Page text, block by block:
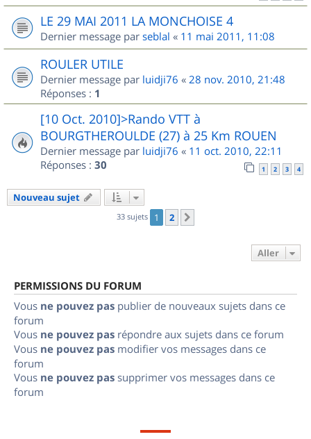
LE 29 MAI 2011 LA MONCHOISE 4
Dernier message par seblal « 11 mai 2011, 11:08
ROULER UTILE
Dernier message par luidji76 « 28 nov. 2010, 21:48
Réponses : 1
[10 Oct. 2010]>Rando VTT à
BOURGTHEROULDE (27) à 25 Km ROUEN
Dernier message par luidji76 « 11 oct. 2010, 22:11
Réponses : 30 1 2 3 4
Nouveau sujet
33 sujets 1 2
Aller
PERMISSIONS DU FORUM
Vous ne pouvez pas publier de nouveaux sujets dans ce
forum
Vous ne pouvez pas répondre aux sujets dans ce forum
Vous ne pouvez pas modifier vos messages dans ce
forum
Vous ne pouvez pas supprimer vos messages dans ce
forum